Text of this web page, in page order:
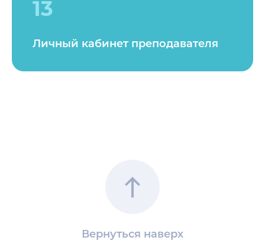
13
Личный кабинет преподавателя
Вернуться наверх